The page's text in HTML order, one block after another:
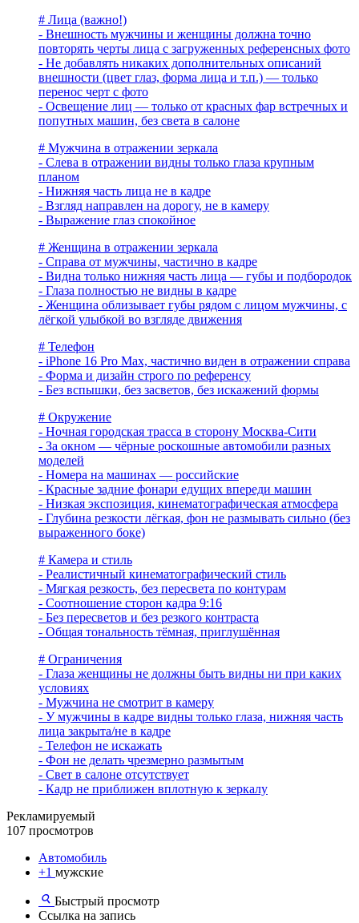
# Лица (важно!)
- Внешность мужчины и женщины должна точно
повторять черты лица с загруженных референсных фото
- Не добавлять никаких дополнительных описаний
внешности (цвет глаз, форма лица и т.п.) — только
перенос черт с фото
- Освещение лиц — только от красных фар встречных и
попутных машин, без света в салоне
# Мужчина в отражении зеркала
- Слева в отражении видны только глаза крупным
планом
- Нижняя часть лица не в кадре
- Взгляд направлен на дорогу, не в камеру
- Выражение глаз спокойное
# Женщина в отражении зеркала
- Справа от мужчины, частично в кадре
- Видна только нижняя часть лица — губы и подбородок
- Глаза полностью не видны в кадре
- Женщина облизывает губы рядом с лицом мужчины, с
лёгкой улыбкой во взгляде движения
# Телефон
- iPhone 16 Pro Max, частично виден в отражении справа
- Форма и дизайн строго по референсу
- Без вспышки, без засветов, без искажений формы
# Окружение
- Ночная городская трасса в сторону Москва-Сити
- За окном — чёрные роскошные автомобили разных
моделей
- Номера на машинах — российские
- Красные задние фонари едущих впереди машин
- Низкая экспозиция, кинематографическая атмосфера
- Глубина резкости лёгкая, фон не размывать сильно (без
выраженного боке)
# Камера и стиль
- Реалистичный кинематографический стиль
- Мягкая резкость, без пересвета по контурам
- Соотношение сторон кадра 9:16
- Без пересветов и без резкого контраста
- Общая тональность тёмная, приглушённая
# Ограничения
- Глаза женщины не должны быть видны ни при каких
условиях
- Мужчина не смотрит в камеру
- У мужчины в кадре видны только глаза, нижняя часть
лица закрыта/не в кадре
- Телефон не искажать
- Фон не делать чрезмерно размытым
- Свет в салоне отсутствует
- Кадр не приближен вплотную к зеркалу
Рекламируемый
107 просмотров
Автомобиль
+1 мужские
Быстрый просмотр
Ссылка на запись